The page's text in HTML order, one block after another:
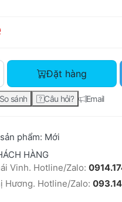
HP 739 DesignJet
Đặt hàng
So sánh Câu hỏi? Email
phẩm: Mới
HÀNG
Vinh. Hotline/Zalo:
Hương. Hotline/Zalo: